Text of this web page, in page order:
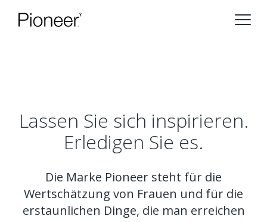
Lassen Sie sich inspirieren.
Erledigen Sie es.
Die Marke Pioneer steht für die
Wertschätzung von Frauen und für die
erstaunlichen Dinge, die man erreichen